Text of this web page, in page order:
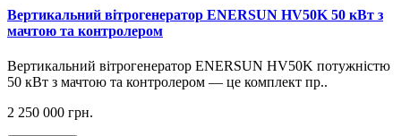
Вертикальний вітрогенератор ENERSUN HV50K 50 кВт з
мачтою та контролером
Вертикальний вітрогенератор ENERSUN HV50K потужністю
50 кВт з мачтою та контролером — це комплект пр..
2 250 000 грн.